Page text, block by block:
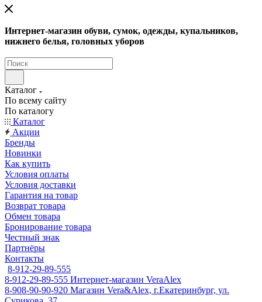
Интернет-магазин обуви, сумок, одежды, купальников,
нижнего белья, головных уборов
Каталог
По всему сайту
По каталогу
Каталог
Акции
Бренды
Новинки
Как купить
Условия оплаты
Условия доставки
Гарантия на товар
Возврат товара
Обмен товара
Бронирование товара
Честный знак
Партнёры
Контакты
8-912-29-89-555
8-912-29-89-555 Интернет-магазин VeraAlex
8-908-90-90-920 Магазин Vera&Alex, г.Екатеринбург, ул.